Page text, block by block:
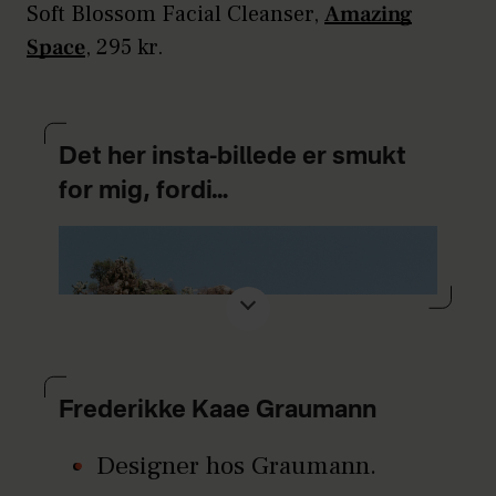
Soft Blossom Facial Cleanser, Amazing
Space, 295 kr.
Det her insta-billede er smukt
for mig, fordi…
Frederikke Kaae Graumann
Designer hos Graumann.